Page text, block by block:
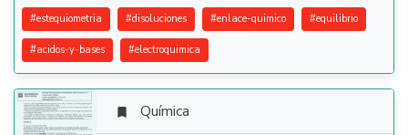
#estequiometria #disoluciones #enlace-quimico #equilibrio
#acidos-y-bases #electroquimica
 Química